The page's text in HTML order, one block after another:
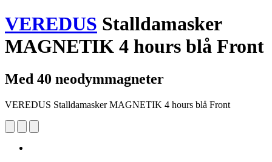
VEREDUS Stalldamasker
MAGNETIK 4 hours blå Front
Med 40 neodymmagneter
VEREDUS Stalldamasker MAGNETIK 4 hours blå Front